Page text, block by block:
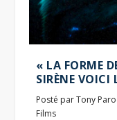
« LA FORME
SIRÈNE VOICI
Posté parTony
Films